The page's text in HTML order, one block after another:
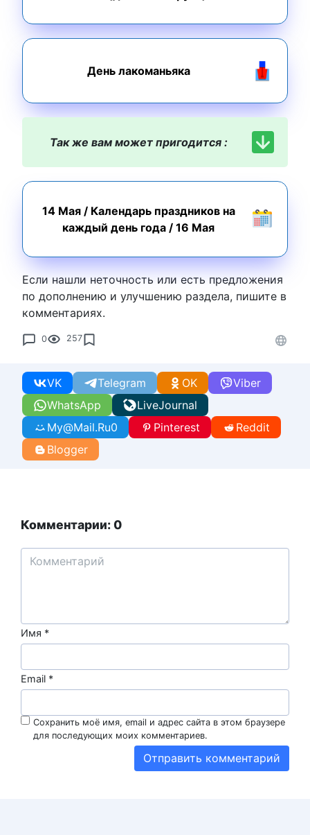
День лакоманьяка
Так же вам может пригодится :
14 Мая/ Календарь праздников на
каждый день года / 16 Мая
Если нашли неточность или есть предложения
по дополнению и улучшению раздела, пишите в
комментариях.
0 257
WhatsApp
VK Telegram Viber
OK
LiveJournal
My@Mail.Ru0 Pinterest
Reddit
Blogger
Комментарии: 0
Имя *
Email *
Сохранить моё имя, email и адрес сайта в этом браузере
для последующих моих комментариев.